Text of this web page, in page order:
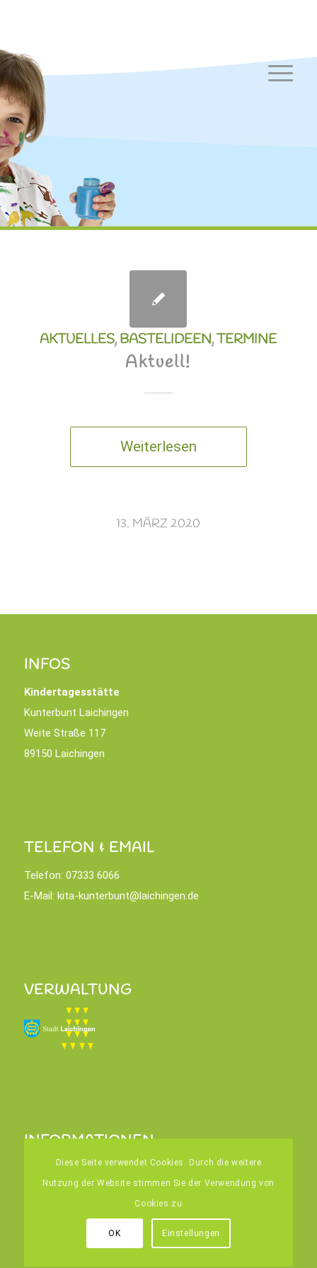
AKTUELLES, BASTELIDEEN,TERMINE
Aktuell!
Weiterlesen
13. MÄRZ 2020
INFOS
Kindertagesstätte
Kunterbunt Laichingen
Weite Straße 117
89150 Laichingen
TELEFON & EMAIL
Telefon: 07333 6066
E-Mail: kita-kunterbunt@laichingen.de
VERWALTUNG
INFORMATIONEN
Kontakt
Diese Seite verwendet Cookies. Durch die weitere
Nutzung der Website stimmen Sie der Verwendung von
Cookies zu
OK Einstellungen